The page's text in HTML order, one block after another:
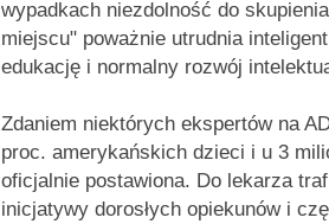
wypadkach niezdolność do
miejscu" poważnie utrudnia
edukację i normalny rozwój
Zdaniem niektórych ekspertów na
proc. amerykańskich dzieci i u 3
oficjalnie postawiona. Do lekarza
inicjatywy dorosłych opiekunów i